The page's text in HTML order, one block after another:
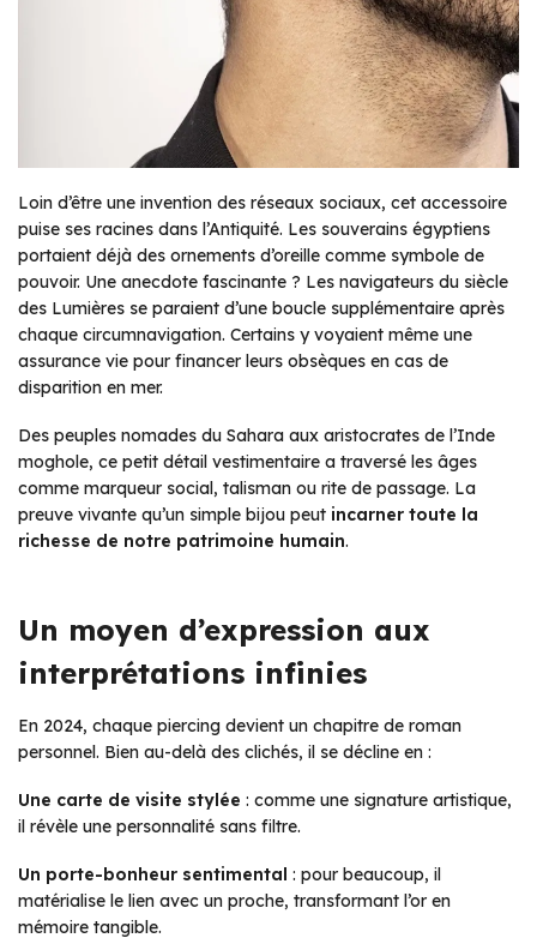
Loin d’être une invention des réseaux sociaux, cet accessoire
puise ses racines dans l’Antiquité. Les souverains égyptiens
portaient déjà des ornements d’oreille comme symbole de
pouvoir. Une anecdote fascinante ? Les navigateurs du siècle
des Lumières se paraient d’une boucle supplémentaire après
chaque circumnavigation. Certains y voyaient même une
assurance vie pour financer leurs obsèques en cas de
disparition en mer.
Des peuples nomades du Sahara aux aristocrates de l’Inde
moghole, ce petit détail vestimentaire a traversé les âges
comme marqueur social, talisman ou rite de passage. La
preuve vivante qu’un simple bijou peut incarner toute la
richesse de notre patrimoine humain.
Un moyen d’expression aux
interprétations infinies
En 2024, chaque piercing devient un chapitre de roman
personnel. Bien au-delà des clichés, il se décline en :
Une carte de visite stylée : comme une signature artistique,
il révèle une personnalité sans filtre.
Un porte-bonheur sentimental : pour beaucoup, il
matérialise le lien avec un proche, transformant l’or en
mémoire tangible.